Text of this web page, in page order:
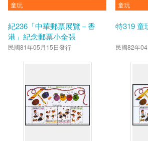
童玩
紀236「中華郵票展覽－香
港」紀念郵票小全張
民國81年05月15日發行
童玩
特319 童
民國82年